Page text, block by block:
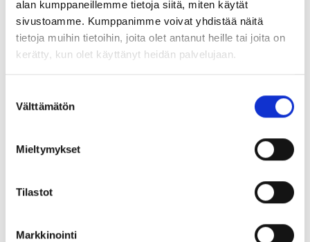
alan kumppaneillemme tietoja siitä, miten käytät
sivustoamme. Kumppanimme voivat yhdistää näitä
tietoja muihin tietoihin, joita olet antanut heille tai joita on
kerätty, kun olet käyttänyt heidän palvelujaan.
valinta
Välttämätön
Mieltymykset
Tilastot
Markkinointi
14116 Eye nut M16 DIN 582 ZP</td>
14120 Eye nut M20 DIN 582 ZP</td>
14124
14127
Kuumasinkitty